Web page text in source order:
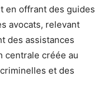
en offrant des guides
avocats, relevant
des assistances
centrale créée au
et des